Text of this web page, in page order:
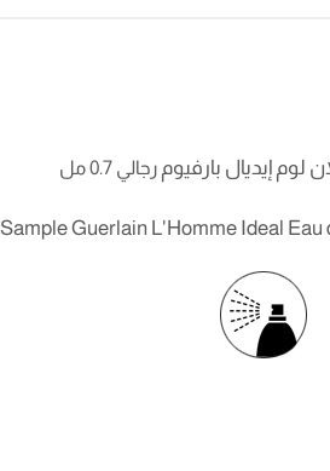
لوم إيديال بارفيوم رجالي 0.7 مل
Sample Guerlain L'Homme Ideal Eau